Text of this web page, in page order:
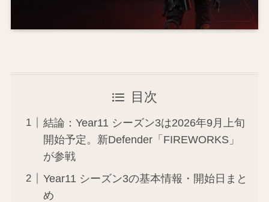
目次
結論：Year11 シーズン3は2026年9月上旬
開始予定。新Defender「FIREWORKS」
が参戦
Year11 シーズン3の基本情報・開始日まと
め